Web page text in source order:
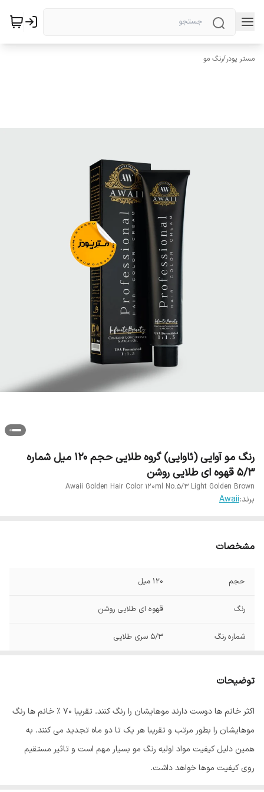
مستر پودر/رنگ مو
رنگ مو آوایی (ئاوایی) گروه طلایی حجم 120 میل شماره
5/3 قهوه ای طلایی روشن
Awaii Golden Hair Color 120ml No.5/3 Light Golden Brown
برند:Awaii
مشخصات
حجم 120 میل
رنگ قهوه ای طلایی روشن
شماره رنگ 5/3 سری طلایی
توضیحات
اکثر خانم ها دوست دارند موهایشان را رنگ کنند. تقریبا 70 % خانم ها رنگ
موهایشان را بطور مرتب و تقریبا هر یک تا دو ماه تجدید می کنند. به
همین دلیل کیفیت مواد اولیه رنگ مو بسیار مهم است و تاثیر مستقیم
روی کیفیت موها خواهد داشت.